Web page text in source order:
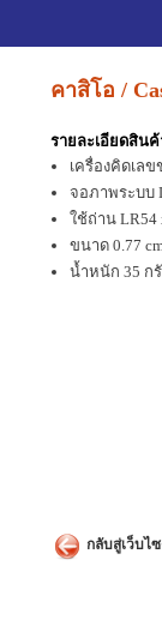
คาสิโอ /
รายละเอียดสินค้
เครื่องคิดเล
จอภาพระบบ
ใช้ถ่าน LR54
ขนาด 0.77
น้ำหนัก 35 ก
กลับสู่เว็บไ